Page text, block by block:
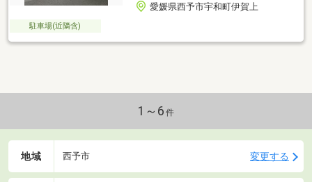
愛媛県西予市宇和町伊賀上
駐車場(近隣含)
1～6 件
地域 西予市 変更する